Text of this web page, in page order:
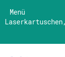
Menü